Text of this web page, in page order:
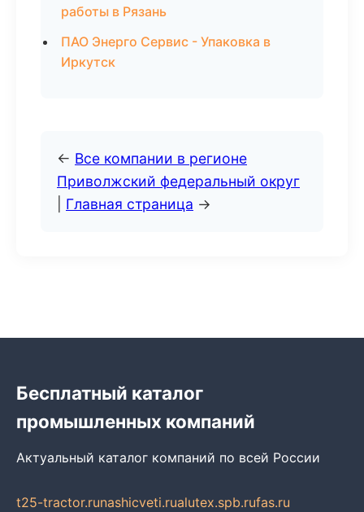
работы в Рязань
ПАО Энерго Сервис - Упаковка в
Иркутск
← Все компании в регионе
Приволжский федеральный округ
Главная страница →
Бесплатный каталог
промышленных компаний
Актуальный каталог компаний по всей России
t25-tractor.runashicveti.rualutex.spb.rufas.ru